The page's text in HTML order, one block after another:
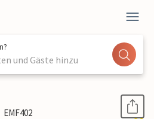
und Gäste hinzu
EMF402